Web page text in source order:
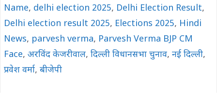
Name, delhi election 2025, Delhi Election Result,
Delhi election result 2025, Elections 2025, Hindi
News, parvesh verma, Parvesh Verma BJP CM
Face, अरविंद केजरीवाल, दिल्ली विधानसभा चुनाव, नई दिल्ली,
प्रवेश वर्मा, बीजेपी